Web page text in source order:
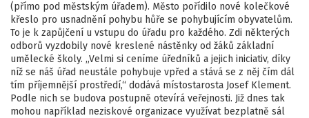
(přímo pod městským úřadem). Město pořídilo nové kolečkové
křeslo pro usnadnění pohybu hůře se pohybujícím obyvatelům.
To je k zapůjčení u vstupu do úřadu pro každého. Zdi některých
odborů vyzdobily nové kreslené nástěnky od žáků základní
umělecké školy. „Velmi si ceníme úředníků a jejich iniciativ, díky
níž se náš úřad neustále pohybuje vpřed a stává se z něj čím dál
tím příjemnější prostředí,“ dodává místostarosta Josef Klement.
Podle nich se budova postupně otevírá veřejnosti. Již dnes tak
mohou například neziskové organizace využívat bezplatně sál